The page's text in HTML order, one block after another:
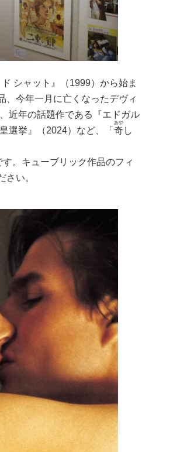
シャット』（1999）から始ま
、今年一月に亡くなったデヴィ
近年の話題作である『エドガル
選挙』（2024）など、「奇
あや
し
。キューブリック作品のフィ
さい。